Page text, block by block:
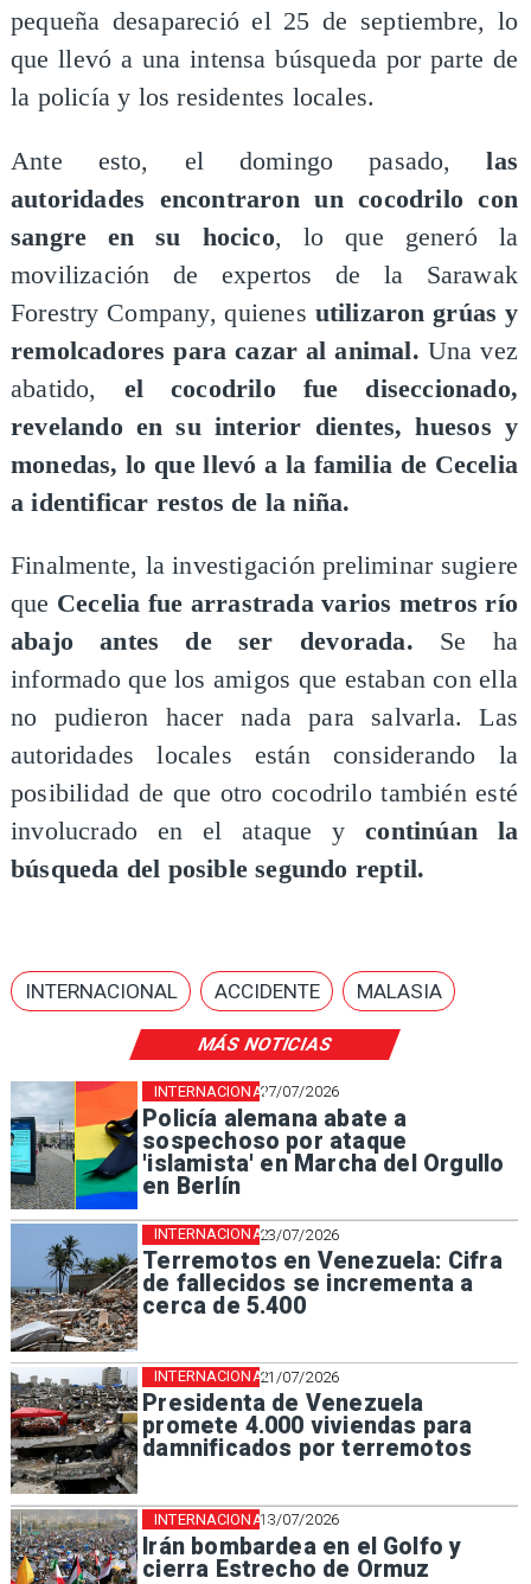
MÁS NOTICIAS
27/07/2026
Policía alemana abate a
sospechoso por ataque
'islamista' en Marcha del Orgullo
en Berlín
INTERNACIONAL
23/07/2026
Terremotos en Venezuela: Cifra
de fallecidos se incrementa a
cerca de 5.400
INTERNACIONAL
21/07/2026
Presidenta de Venezuela
promete 4.000 viviendas para
damnificados por terremotos
INTERNACIONAL
13/07/2026
Irán bombardea en el Golfo y
cierra Estrecho de Ormuz
INTERNACIONAL
pequeña desapareció el 25 de septiembre, lo
que llevó a una intensa búsqueda por parte de
la policía y los residentes locales.
Ante esto, el domingo pasado,las
autoridades encontraron un cocodrilo con
sangre en su hocico, lo que generó la
movilización de expertos de la Sarawak
Forestry Company, quienes utilizaron grúas y
remolcadores para cazar al animal. Una vez
abatido, el cocodrilo fue diseccionado,
revelando en su interior dientes, huesos y
monedas, lo que llevó a la familia de Cecelia
a identificar restos de la niña.
Finalmente, la investigación preliminar sugiere
que Cecelia fue arrastrada varios metros río
abajo antes de ser devorada. Se ha
informado que los amigos que estaban con ella
no pudieron hacer nada para salvarla. Las
autoridades locales están considerando la
posibilidad de que otro cocodrilo también esté
involucrado en el ataque y continúan la
búsqueda del posible segundo reptil.
INTERNACIONAL ACCIDENTE MALASIA